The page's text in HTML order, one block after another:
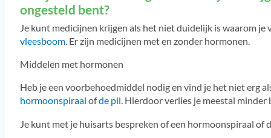
ongesteld bent?
Je kunt medicijnen krijgen als het niet duidelijk is waarom
vleesboom. Er zijn medicijnen met en zonder hormonen.
Middelen met hormonen
Heb je een voorbehoedmiddel nodig en vind je het niet erg
hormoonspiraal ofde pil. Hierdoor verlies je meestal
Je kunt met je huisarts bespreken of een hormoonspiraal of